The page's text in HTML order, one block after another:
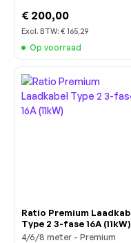
€ 200,00
Excl. BTW: € 165,29
Op voorraad
Ratio Premium
Type 2 3-fase 16A (11kW)
4/6/8 meter - Premium